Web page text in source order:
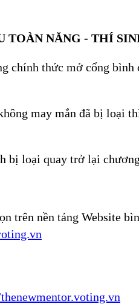
TOÀN NĂNG - THÍ
chính thức mở cổng
may mắn đã bị loại
bị loại quay trở lại
trên nền tảng Website